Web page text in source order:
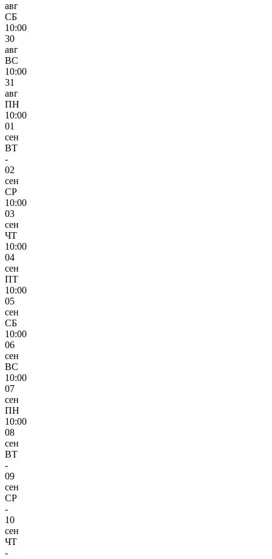
авг
СБ
10:00
30
авг
ВС
10:00
31
авг
ПН
10:00
01
сен
ВТ
-
02
сен
СР
10:00
03
сен
ЧТ
10:00
04
сен
ПТ
10:00
05
сен
СБ
10:00
06
сен
ВС
10:00
07
сен
ПН
10:00
08
сен
ВТ
-
09
сен
СР
-
10
сен
ЧТ
-